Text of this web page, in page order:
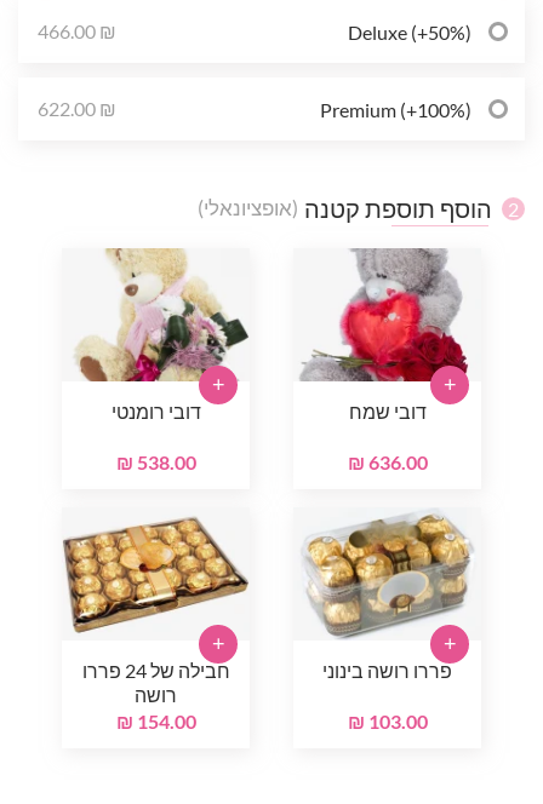
Deluxe (+50%)
466.00 ₪
Premium (+100%)
622.00 ₪
2 הוסף תוספת קטנה (אופציונאלי)
דובי שמח
636.00 ₪
+
דובי רומנטי
538.00 ₪
+
פררו רושה בינוני
103.00 ₪
+
חבילה של 24 פררו
רושה
154.00 ₪
+